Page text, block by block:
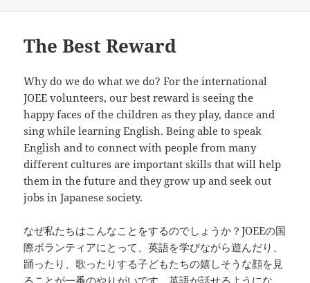
The Best Reward
Why do we do what we do? For the international
JOEE volunteers, our best reward is seeing the
happy faces of the children as they play, dance and
sing while learning English. Being able to speak
English and to connect with people from many
different cultures are important skills that will help
them in the future and they grow up and seek out
jobs in Japanese society.
なぜ私たちはこんなことをするのでしょうか？JOEEの国
際ボランティアにとって、英語を学びながら遊んだり、
踊ったり、歌ったりする子どもたちの嬉しそうな顔を見
ることが一番のやりがいです。英語が話せるようにな